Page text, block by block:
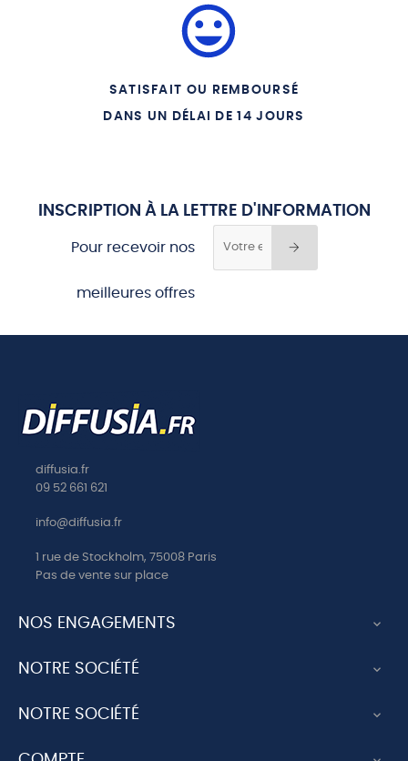
SATISFAIT OU REMBOURSÉ
DANS UN DÉLAI DE 14 JOURS
INSCRIPTION À LA LETTRE D'INFORMATION
Pour recevoir nos
meilleures offres
diffusia.fr
09 52 661 621
info@diffusia.fr
1 rue de Stockholm, 75008 Paris
Pas de vente sur place
NOS ENGAGEMENTS 
NOTRE SOCIÉTÉ 
NOTRE SOCIÉTÉ 